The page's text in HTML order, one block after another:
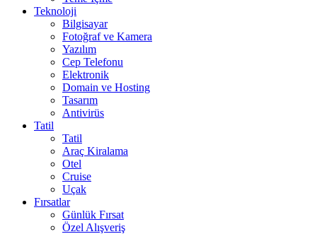
Teknoloji
Bilgisayar
Fotoğraf ve Kamera
Yazılım
Cep Telefonu
Elektronik
Domain ve Hosting
Tasarım
Antivirüs
Tatil
Tatil
Araç Kiralama
Otel
Cruise
Uçak
Fırsatlar
Günlük Fırsat
Özel Alışveriş